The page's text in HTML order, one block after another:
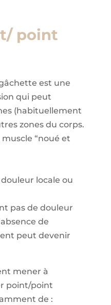
point
est une
qui peut
(habituellement
zones du corps.
“noué et
locale ou
pas de douleur
de
peut devenir
mener à
point/point
de :